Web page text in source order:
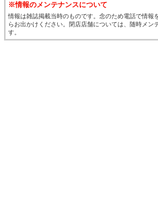
※情報のメンテナンスについて
情報は雑誌掲載当時のものです。念のため電話で情報
らお出かけください。閉店店舗については、随時メン
す。